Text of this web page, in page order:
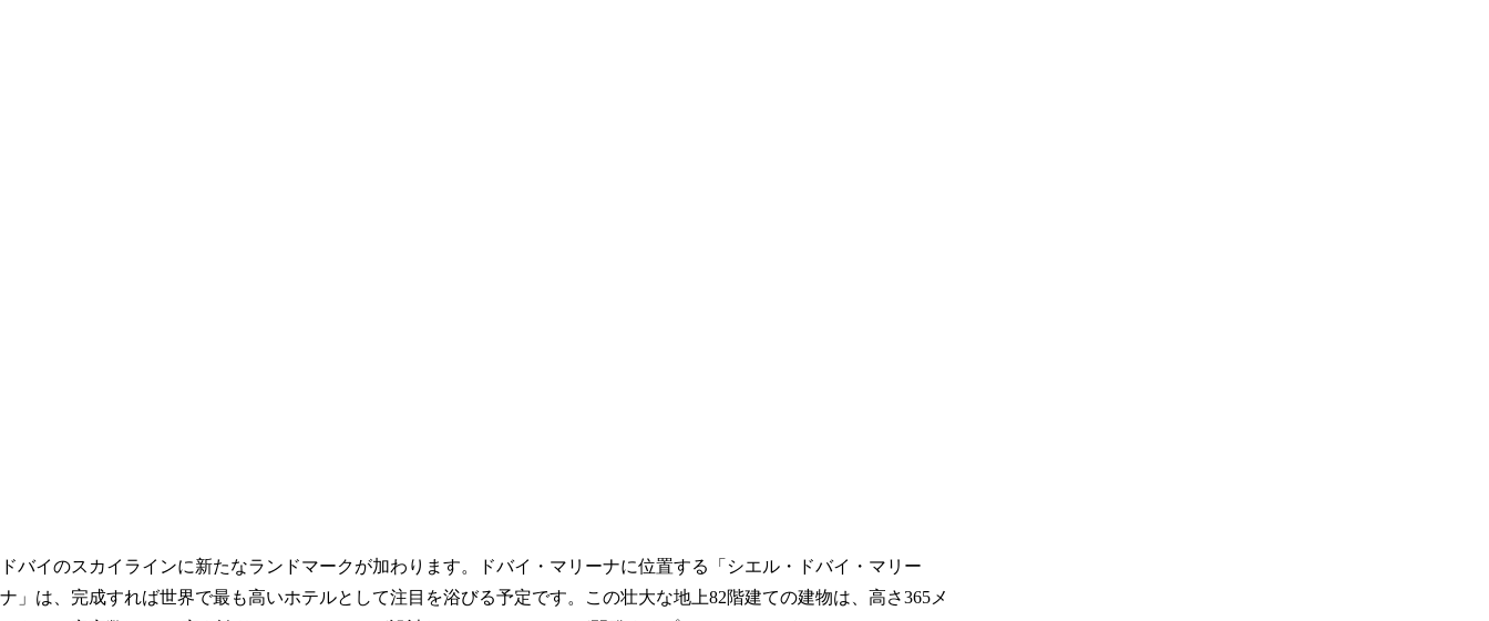
ドバイのスカイラインに新たなランドマークが加わります。ドバイ・マリーナに位置する「シエル・ドバイ・マリー
ナ」は、完成すれば世界で最も高いホテルとして注目を浴びる予定です。この壮大な地上82階建ての建物は、高さ365メ